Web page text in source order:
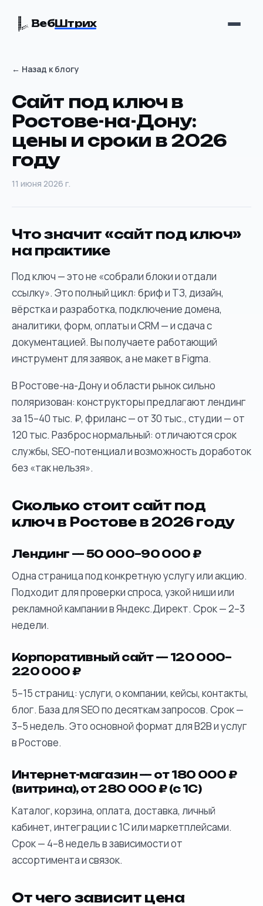
ВебШтрих
← Назад к блогу
Сайт под ключ в
Ростове-на-Дону:
цены и сроки в 2026
году
11 июня 2026 г.
Что значит «сайт под ключ»
на практике
Под ключ — это не «собрали блоки и отдали
ссылку». Это полный цикл: бриф и ТЗ, дизайн,
вёрстка и разработка, подключение домена,
аналитики, форм, оплаты и CRM — и сдача с
документацией. Вы получаете работающий
инструмент для заявок, а не макет в Figma.
В Ростове-на-Дону и области рынок сильно
поляризован: конструкторы предлагают лендинг
за 15–40 тыс. ₽, фриланс — от 30 тыс., студии — от
120 тыс. Разброс нормальный: отличаются срок
службы, SEO-потенциал и возможность доработок
без «так нельзя».
Сколько стоит сайт под
ключ в Ростове в 2026 году
Лендинг — 50 000–90 000 ₽
Одна страница под конкретную услугу или акцию.
Подходит для проверки спроса, узкой ниши или
рекламной кампании в Яндекс.Директ. Срок — 2–3
недели.
Корпоративный сайт — 120 000–
220 000 ₽
5–15 страниц: услуги, о компании, кейсы, контакты,
блог. База для SEO по десяткам запросов. Срок —
3–5 недель. Это основной формат для B2B и услуг
в Ростове.
Интернет-магазин — от 180 000 ₽
(витрина), от 280 000 ₽ (с 1С)
Каталог, корзина, оплата, доставка, личный
кабинет, интеграции с 1С или маркетплейсами.
Срок — 4–8 недель в зависимости от
ассортимента и связок.
От чего зависит цена